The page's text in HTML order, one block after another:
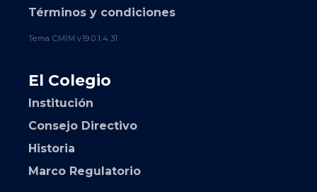
Términos y condiciones
Tema CMIM v19.0.1.4.31
El Colegio
Institución
Consejo Directivo
Historia
Marco Regulatorio